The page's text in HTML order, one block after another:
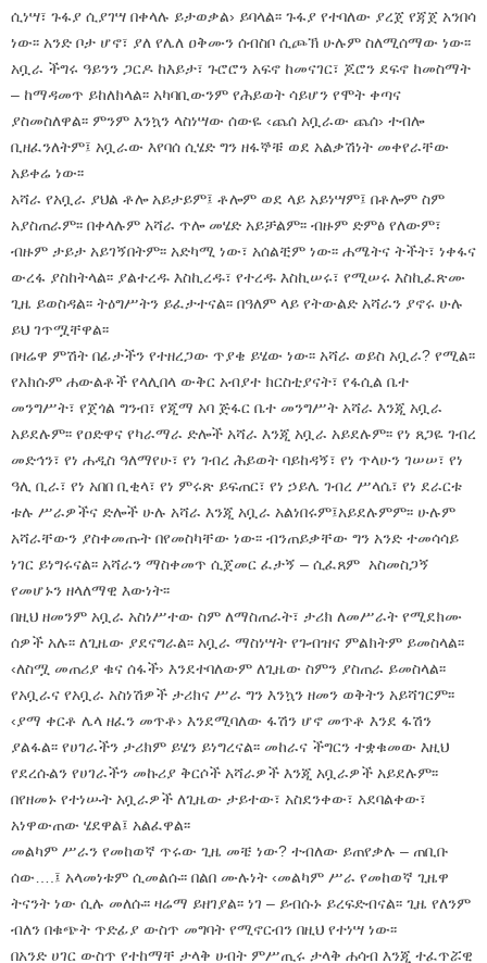
ሲነሣ፣ ጉፋያ ሲያገሣ በቀላሉ ይታወቃል› ይባላል፡፡ ጉፋያ የተባለው ያረጀ የጃጀ አንበሳ
ነው፡፡ አንድ ቦታ ሆኖ፣ ያለ የሌለ ዐቅሙን ሰብስቦ ሲጮኽ ሁሉም ስለሚሰማው ነው፡፡
አቧራ ችግሩ ዓይንን ጋርዶ ከእይታ፣ ጉሮሮን አፍኖ ከመናገር፣ ጆሮን ደፍኖ ከመስማት
– ከማዳመጥ ይከለክላል፡፡ አካባቢውንም የሕይወት ሳይሆን የሞት ቀጣና
ያስመስለዋል፡፡ ምንም እንኳን ላስነሣው ሰውዬ ‹ጨሰ አቧራው ጨሰ› ተብሎ
ቢዘፈንለትም፤ አቧራው እየባሰ ሲሄድ ግን ዘፋኞቹ ወደ አልቃሽነት መቀየራቸው
አይቀሬ ነው፡፡
አሻራ የአቧራ ያህል ቶሎ አይታይም፤ ቶሎም ወደ ላይ አይነሣም፤ በቶሎም ስም
አያስጠራም፡፡ በቀላሉም አሻራ ጥሎ መሄድ አይቻልም፡፡ ብዙም ድምፅ የለውም፣
ብዙም ታይታ አይገኝበትም፡፡ አድካሚ ነው፣ አሰልቺም ነው፡፡ ሐሜትና ትችት፣ ነቀፋና
ውረፋ ያስከትላል፡፡ ያልተረዱ እስኪረዱ፣ የተረዱ እስኪሠሩ፣ የሚሠሩ እስኪፈጽሙ
ጊዜ ይወስዳል፡፡ ትዕግሥትን ይፈታተናል፡፡ በዓለም ላይ የትውልድ አሻራን ያኖሩ ሁሉ
ይህ ገጥሟቸዋል፡፡
በዛሬዋ ምሽት በፊታችን የተዘረጋው ጥያቄ ይሄው ነው፡፡ አሻራ ወይስ አቧራ? የሚል፡፡
የአክሱም ሐውልቶች የላሊበላ ውቅር አብያተ ክርስቲያናት፣ የፋሲል ቤተ
መንግሥት፣ የጀጎል ግንብ፣ የጂማ አባ ጅፋር ቤተ መንግሥት አሻራ እንጂ አቧራ
አይደሉም፡፡ የዐድዋና የካራማራ ድሎች አሻራ እንጂ አቧራ አይደሉም፡፡ የነ ጸጋዬ ገብረ
መድኅን፣ የነ ሐዲስ ዓለማየሁ፣ የነ ገብረ ሕይወት ባይከዳኝ፣ የነ ጥላሁን ገሠሠ፣ የነ
ዓሊ ቢራ፣ የነ አበበ ቢቂላ፣ የነ ምሩጽ ይፍጠር፣ የነ ኃይሌ ገብረ ሥላሴ፣ የነ ደራርቱ
ቱሉ ሥራዎችና ድሎች ሁሉ አሻራ እንጂ አቧራ አልነበሩም፤አይደሉምም፡፡ ሁሉም
አሻራቸውን ያስቀመጡት በየመስካቸው ነው፡፡ ብንጠይቃቸው ግን አንድ ተመሳሳይ
ነገር ይነግሩናል፡፡ አሻራን ማስቀመጥ ሲጀመር ፈታኝ – ሲፈጸም አስመስጋኝ
የመሆኑን ዘላለማዊ እውነት፡፡
በዚህ ዘመንም አቧራ አስነሥተው ስም ለማስጠራት፣ ታሪክ ለመሥራት የሚደክሙ
ሰዎች አሉ፡፡ ለጊዜው ያደናግራል፡፡ አቧራ ማስነሣት የጉብዝና ምልክትም ይመስላል፡፡
‹ለስሟ መጠሪያ ቁና ሰፋች› እንደተባለውም ለጊዜው ስምን ያስጠራ ይመስላል፡፡
የአቧራና የአቧራ አስነሽዎች ታሪክና ሥራ ግን እንኳን ዘመን ወቅትን አይሻገርም፡፡
‹ያማ ቀርቶ ሌላ ዘፈን መጥቶ› እንደሚባለው ፋሽን ሆኖ መጥቶ እንደ ፋሽን
ያልፋል፡፡ የሀገራችን ታሪክም ይሄን ይነግረናል፡፡ መከራና ችግርን ተቋቁመው እዚህ
የደረሱልን የሀገራችን መኩሪያ ቅርሶች አሻራዎች እንጂ አቧራዎች አይደሉም፡፡
በየዘመኑ የተነሡት አቧራዎች ለጊዜው ታይተው፣ አስደንቀው፣ አደባልቀው፣
አነዋውጠው ሄደዋል፤ አልፈዋል፡፡
መልካም ሥራን የመከወኛ ጥሩው ጊዜ መቼ ነው? ተብለው ይጠየቃሉ – ጠቢቡ
ሰው….፤ አላመነቱም ሲመልሱ፡፡ በልበ ሙሉነት ‹መልካም ሥራ የመከወኛ ጊዜዋ
ትናንት ነው ሲሉ መለሱ፡፡ ዛሬማ ይዘገያል፡፡ ነገ – ይብሱኑ ይረፍድብናል፡፡ ጊዜ የለንም
ብለን በቁጭት ጥድፊያ ውስጥ መግባት የሚኖርብን በዚህ የተነሣ ነው፡፡
በአንድ ሀገር ውስጥ የተከማቸ ታላቅ ሀብት ምሥጢሩ ታላቅ ሐሳብ እንጂ ተፈጥሯዊ